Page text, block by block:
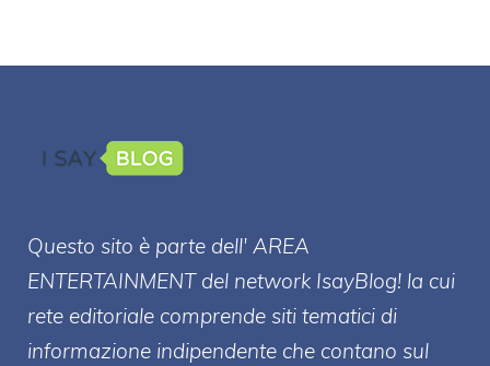
Questo sito è parte dell' AREA
ENTERTAINMENT del network IsayBlog! la cui
rete editoriale comprende siti tematici di
informazione indipendente che contano sul